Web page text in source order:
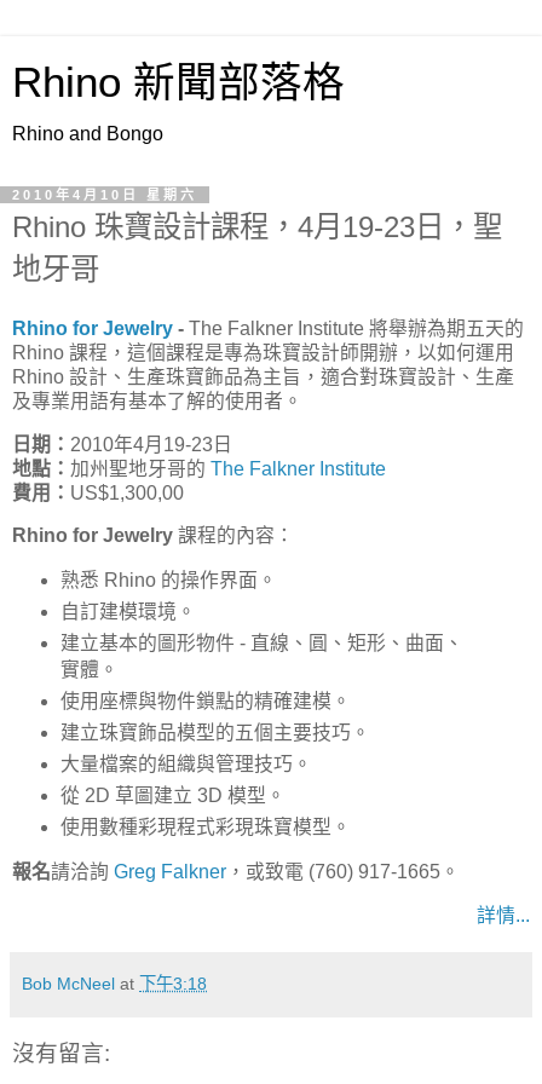
Rhino 新聞部落格
Rhino and Bongo
2010年4月10日 星期六
Rhino 珠寶設計課程，4月19-23日，聖
地牙哥
Rhino for Jewelry - The Falkner Institute 將舉辦為期五天的
Rhino 課程，這個課程是專為珠寶設計師開辦，以如何運用
Rhino 設計、生產珠寶飾品為主旨，適合對珠寶設計、生產
及專業用語有基本了解的使用者。
日期： 2010年4月19-23日
地點： 加州聖地牙哥的 The Falkner Institute
費用： US$1,300,00
Rhino for Jewelry 課程的內容：
熟悉 Rhino 的操作界面。
自訂建模環境。
建立基本的圖形物件 - 直線、圓、矩形、曲面、
實體。
使用座標與物件鎖點的精確建模。
建立珠寶飾品模型的五個主要技巧。
大量檔案的組織與管理技巧。
從 2D 草圖建立 3D 模型。
使用數種彩現程式彩現珠寶模型。
報名請洽詢 Greg Falkner ，或致電 (760) 917-1665。
詳情...
Bob McNeel at 下午3:18
沒有留言: